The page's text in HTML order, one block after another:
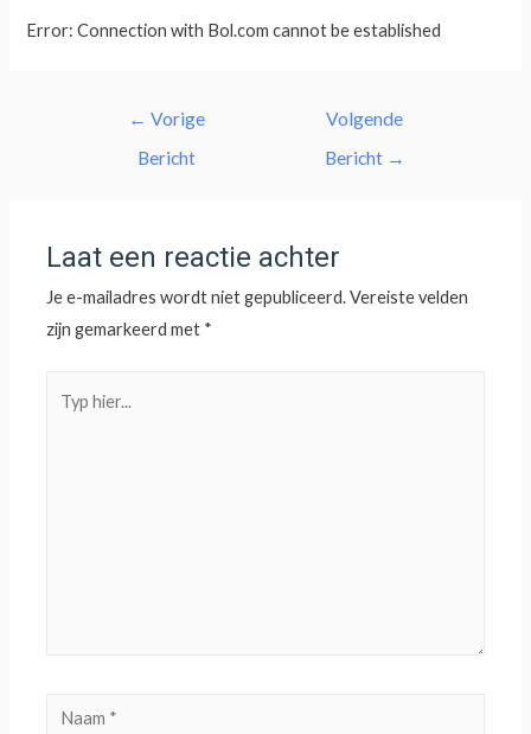
Error: Connection with Bol.com cannot be established
← Vorige
Bericht
Volgende
Bericht →
Laat een reactie achter
Je e-mailadres wordt niet gepubliceerd.Vereiste velden
zijn gemarkeerd met *